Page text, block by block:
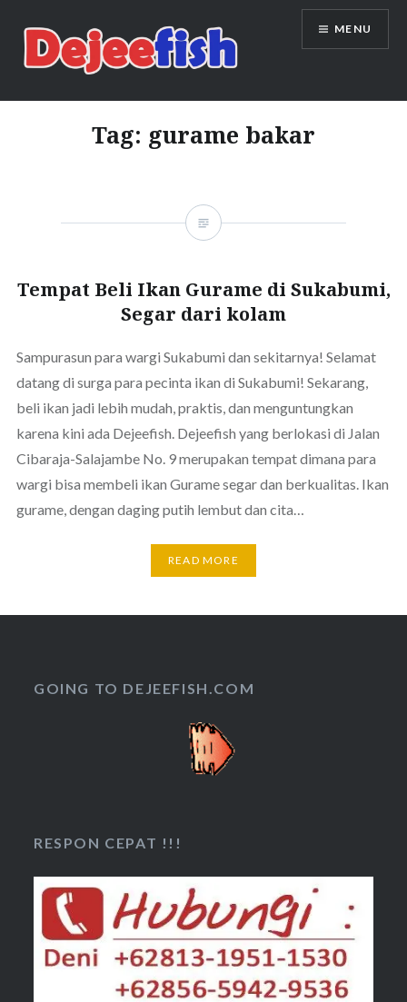
content
DEJEEFISH | PRODUSEN BENIH
IKAN BERKUALITAS INDONESIA
MENU
Tag: gurame bakar
Tempat Beli Ikan Gurame di Sukabumi,
Segar dari kolam
Sampurasun para wargi Sukabumi dan sekitarnya! Selamat
datang di surga para pecinta ikan di Sukabumi! Sekarang,
beli ikan jadi lebih mudah, praktis, dan menguntungkan
karena kini ada Dejeefish. Dejeefish yang berlokasi di Jalan
Cibaraja-Salajambe No. 9 merupakan tempat dimana para
wargi bisa membeli ikan Gurame segar dan berkualitas. Ikan
gurame, dengan daging putih lembut dan cita…
READ MORE
GOING TO DEJEEFISH.COM
RESPON CEPAT !!!